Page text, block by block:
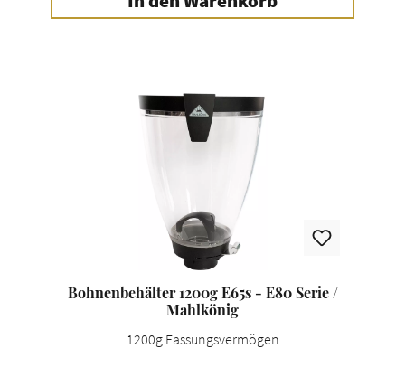
Bohnenbehälter 1200g E65s - E80 Serie /
Mahlkönig
1200g Fassungsvermögen